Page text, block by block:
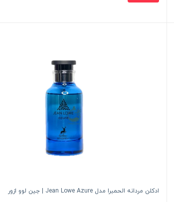
ادكلن مردانه الحمبرا مدل Jean Lowe Azure | جين لوو ازور